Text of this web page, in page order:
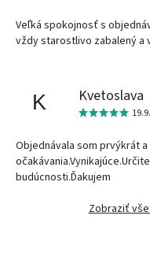
Veľká spokojnosť s
vždy starostlivo zabalený a
K Kvetoslava
Objednávala som prvýkrát
budúcnosti.Ďakujem
Zobraziť